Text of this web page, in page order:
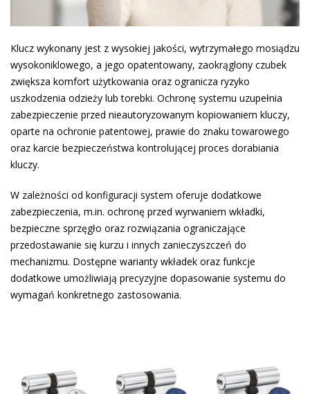
Klucz wykonany jest z wysokiej jakości, wytrzymałego mosiądzu
wysokoniklowego, a jego opatentowany, zaokrąglony czubek
zwiększa komfort użytkowania oraz ogranicza ryzyko
uszkodzenia odzieży lub torebki. Ochronę systemu uzupełnia
zabezpieczenie przed nieautoryzowanym kopiowaniem kluczy,
oparte na ochronie patentowej, prawie do znaku towarowego
oraz karcie bezpieczeństwa kontrolującej proces dorabiania
kluczy.
W zależności od konfiguracji system oferuje dodatkowe
zabezpieczenia, m.in. ochronę przed wyrwaniem wkładki,
bezpieczne sprzęgło oraz rozwiązania ograniczające
przedostawanie się kurzu i innych zanieczyszczeń do
mechanizmu. Dostępne warianty wkładek oraz funkcje
dodatkowe umożliwiają precyzyjne dopasowanie systemu do
wymagań konkretnego zastosowania.